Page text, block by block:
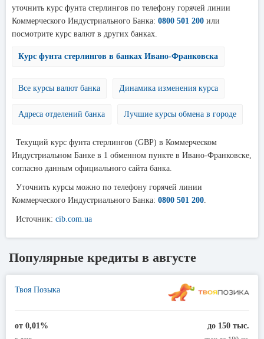
уточнить курс фунта стерлингов по телефону горячей линии
Коммерческого Индустриального Банка: 0800 501 200 или
посмотрите курс валют в других банках.
Курс фунта стерлингов в банках Ивано-Франковска
Все курсы валют банка Динамика изменения курса
Адреса отделений банка Лучшие курсы обмена в городе
Текущий курс фунта стерлингов (GBP) в Коммерческом
Индустриальном Банке в 1 обменном пункте в Ивано-Франковске,
согласно данным официального сайта банка.
Уточнить курсы можно по телефону горячей линии
Коммерческого Индустриального Банка: 0800 501 200.
Источник: cib.com.ua
Популярные кредиты в августе
Твоя Позыка
от 0,01% до 150 тыс.